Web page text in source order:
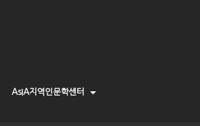
AsIA지역인문학센터